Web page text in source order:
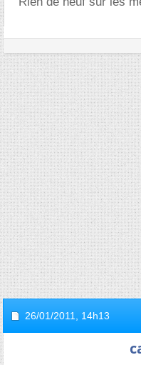
26/01/2011, 14h13